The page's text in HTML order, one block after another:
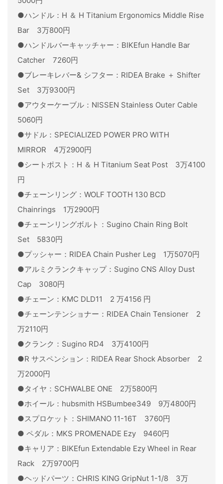
●ハンドル：H ＆ H Titanium Ergonomics Middle Rise
Bar 3万800円
●ハンドルバーキャッチャー：BIKEfun Handle Bar
Catcher 7260円
●ブレーキレバー& シフター：RIDEA Brake ＋ Shifter
Set 3万9300円
●アウターケーブル：NISSEN Stainless Outer Cable
5060円
●サドル：SPECIALIZED POWER PRO WITH
MIRROR 4万2900円
●シートポスト：H ＆ H Titanium Seat Post 3万4100
円
●チェーンリング：WOLF TOOTH 130 BCD
Chainrings 1万2900円
●チェーンリングボルト：Sugino Chain Ring Bolt
Set 5830円
●プッシャー：RIDEA Chain Pusher Leg 1万5070円
●アルミクランクキャップ：Sugino CNS Alloy Dust
Cap 3080円
●チェーン：KMC DLD11 2 万4156 円
●チェーンテンショナー：RIDEA Chain Tensioner 2
万2110円
●クランク：Sugino RD4 3万4100円
●R サスペンション：RIDEA Rear Shock Absorber 2
万2000円
●タイヤ：SCHWALBE ONE 2万5800円
●ホイール：hubsmith HSBumbee349 9万4800円
●スプロケット：SHIMANO 11-16T 3760円
● ペダル：MKS PROMENADE Ezy 9460円
●キャリア：BIKEfun Extendable Ezy Wheel in Rear
Rack 2万9700円
●ヘッドパーツ：CHRIS KING GripNut 1-1/8 3万